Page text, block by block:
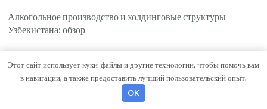
Алкогольное производство и холдинговые структуры
Узбекистана: обзор
Основные виды медицинских анализов и методы
лабораторной диагностики
Методы и подходы к лечению алкоголизма
Этот сайт использует куки-файлы и другие технологии, чтобы помочь вам
в навигации, а также предоставить лучший пользовательский опыт.
OK